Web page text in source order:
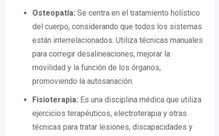
Osteopatía: Se centra en el tratamiento holístico
del cuerpo, considerando que todos los sistemas
están interrelacionados. Utiliza técnicas manuales
para corregir desalineaciones, mejorar la
movilidad y la función de los órganos,
promoviendo la autosanación.
Fisioterapia: Es una disciplina médica que utiliza
ejercicios terapéuticos, electroterapia y otras
técnicas para tratar lesiones, discapacidades y